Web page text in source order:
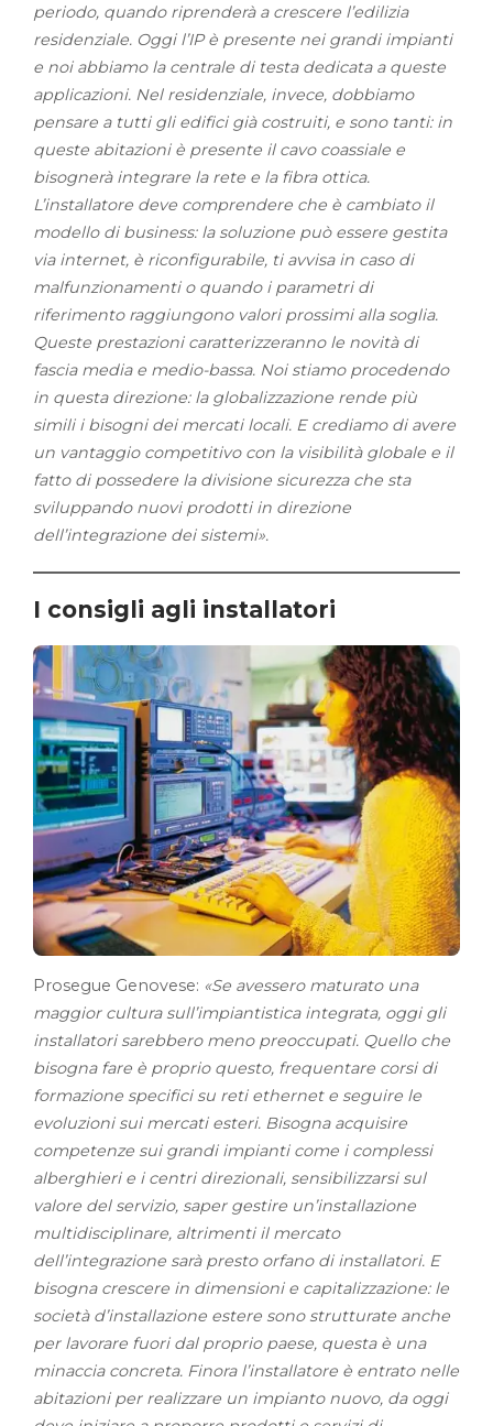
periodo, quando riprenderà a crescere l’edilizia
residenziale. Oggi l’IP è presente nei grandi impianti
e noi abbiamo la centrale di testa dedicata a queste
applicazioni. Nel residenziale, invece, dobbiamo
pensare a tutti gli edifici già costruiti, e sono tanti: in
queste abitazioni è presente il cavo coassiale e
bisognerà integrare la rete e la fibra ottica.
L’installatore deve comprendere che è cambiato il
modello di business: la soluzione può essere gestita
via internet, è riconfigurabile, ti avvisa in caso di
malfunzionamenti o quando i parametri di
riferimento raggiungono valori prossimi alla soglia.
Queste prestazioni caratterizzeranno le novità di
fascia media e medio-bassa. Noi stiamo procedendo
in questa direzione: la globalizzazione rende più
simili i bisogni dei mercati locali. E crediamo di avere
un vantaggio competitivo con la visibilità globale e il
fatto di possedere la divisione sicurezza che sta
sviluppando nuovi prodotti in direzione
dell’integrazione dei sistemi».
I consigli agli installatori
Prosegue Genovese: «Se avessero maturato una
maggior cultura sull’impiantistica integrata, oggi gli
installatori sarebbero meno preoccupati. Quello che
bisogna fare è proprio questo, frequentare corsi di
formazione specifici su reti ethernet e seguire le
evoluzioni sui mercati esteri. Bisogna acquisire
competenze sui grandi impianti come i complessi
alberghieri e i centri direzionali, sensibilizzarsi sul
valore del servizio, saper gestire un’installazione
multidisciplinare, altrimenti il mercato
dell’integrazione sarà presto orfano di installatori. E
bisogna crescere in dimensioni e capitalizzazione: le
società d’installazione estere sono strutturate anche
per lavorare fuori dal proprio paese, questa è una
minaccia concreta. Finora l’installatore è entrato nelle
abitazioni per realizzare un impianto nuovo, da oggi